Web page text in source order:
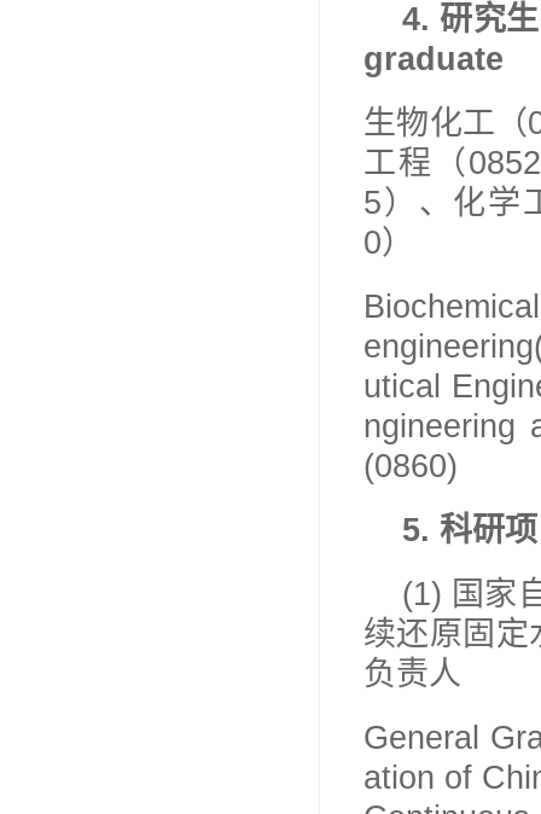
4. 研究
graduate
生物化工（
工程（
5 ）、化学
0）
utical
ngineering
(0860)
5. 科研
(1) 国家
续还原固定
负责人
General
ation of